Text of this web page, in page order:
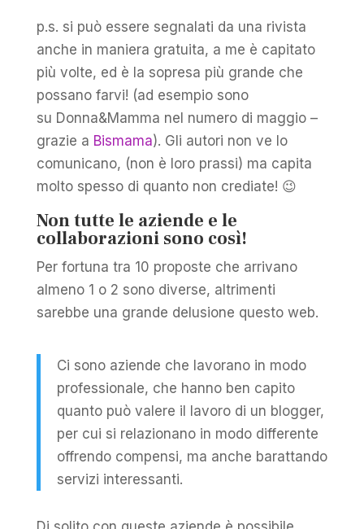
p.s. si può essere segnalati da una rivista
anche in maniera gratuita, a me è capitato
più volte, ed è la sopresa più grande che
possano farvi! (ad esempio sono
su Donna&Mamma nel numero di maggio –
grazie a Bismama). Gli autori non ve lo
comunicano, (non è loro prassi) ma capita
molto spesso di quanto non crediate! 😉
Non tutte le aziende e le
collaborazioni sono così!
Per fortuna tra 10 proposte che arrivano
almeno 1 o 2 sono diverse, altrimenti
sarebbe una grande delusione questo web.
Ci sono aziende che lavorano in modo
professionale, che hanno ben capito
quanto può valere il lavoro di un blogger,
per cui si relazionano in modo differente
offrendo compensi, ma anche barattando
servizi interessanti.